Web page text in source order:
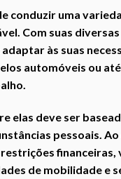
conduzir uma
Com suas
às suas
automóveis ou
elas deve ser
pessoais.
de mobilidade e